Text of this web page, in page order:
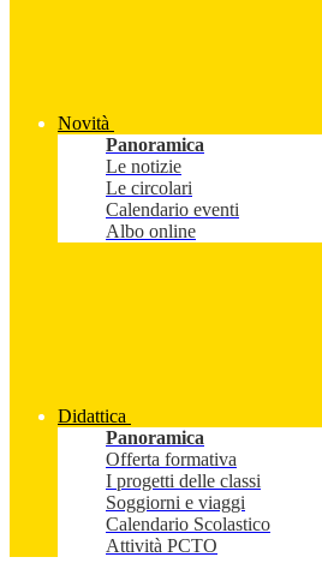
Novità
Panoramica
Le notizie
Le circolari
Calendario eventi
Albo online
Didattica
Panoramica
Offerta formativa
I progetti delle classi
Soggiorni e viaggi
Calendario Scolastico
Attività PCTO